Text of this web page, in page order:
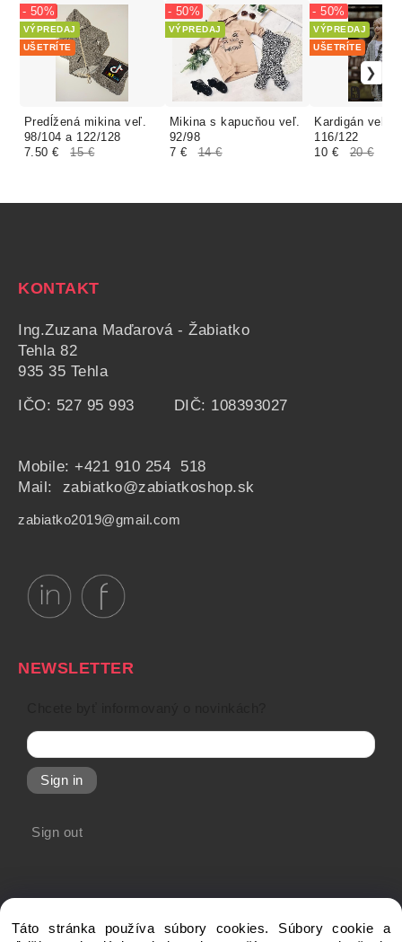
Predĺžená mikina veľ.
98/104 a 122/128
VÝPREDAJ
UŠETRÍTE
- 50%
7.50 € 15 €
Mikina s kapucňou veľ.
92/98
VÝPREDAJ
- 50%
7 € 14 €
Kardigán veľ.
116/122
VÝPREDAJ
UŠETRÍTE
- 50%
10 € 20 €
KONTAKT
Ing.Zuzana Maďarová - Žabiatko
Tehla 82
935 35 Tehla
IČO: 527 95 993 DIČ: 108393027
Mobile: +421 910 254 518
Mail: zabiatko@zabiatkoshop.sk
zabiatko2019@gmail.com
NEWSLETTER
Sign in
Sign out
Táto stránka používa súbory cookies. Súbory cookie a